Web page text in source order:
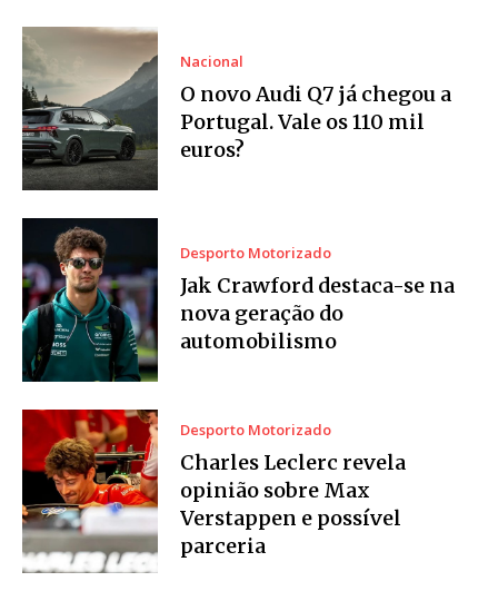
Nacional
O novo Audi Q7 já chegou a
Portugal. Vale os 110 mil
euros?
Desporto Motorizado
Jak Crawford destaca-se na
nova geração do
automobilismo
Desporto Motorizado
Charles Leclerc revela
opinião sobre Max
Verstappen e possível
parceria